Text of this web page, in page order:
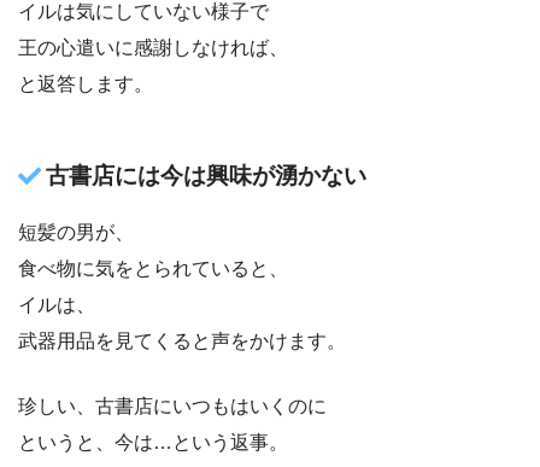
イルは気にしていない様子で
王の心遣いに感謝しなければ、
と返答します。
古書店には今は興味が湧かない
短髪の男が、
食べ物に気をとられていると、
イルは、
武器用品を見てくると声をかけます。
珍しい、古書店にいつもはいくのに
というと、今は…という返事。